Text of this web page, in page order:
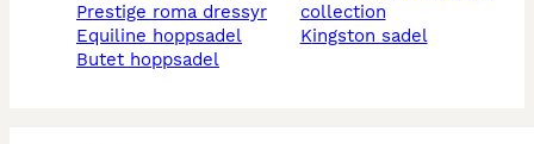
prestige roma dressyr
equiline hoppsadel
butet hoppsadel
collection
kingston sadel